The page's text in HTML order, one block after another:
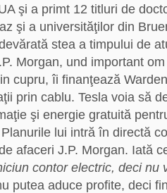
şi a primt 12 titluri de
şi a universităţilor din
stea a timpului de
Morgan, und important
cupru, îi finanţează
prin cablu. Tesla voia să
şi energie gratuită
lui intră în directă
afaceri J.P. Morgan. Iată
contor electric, deci nu
putea aduce profite, deci